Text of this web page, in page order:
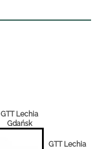
GTT Lechia
Gdańsk
GTT Lechia